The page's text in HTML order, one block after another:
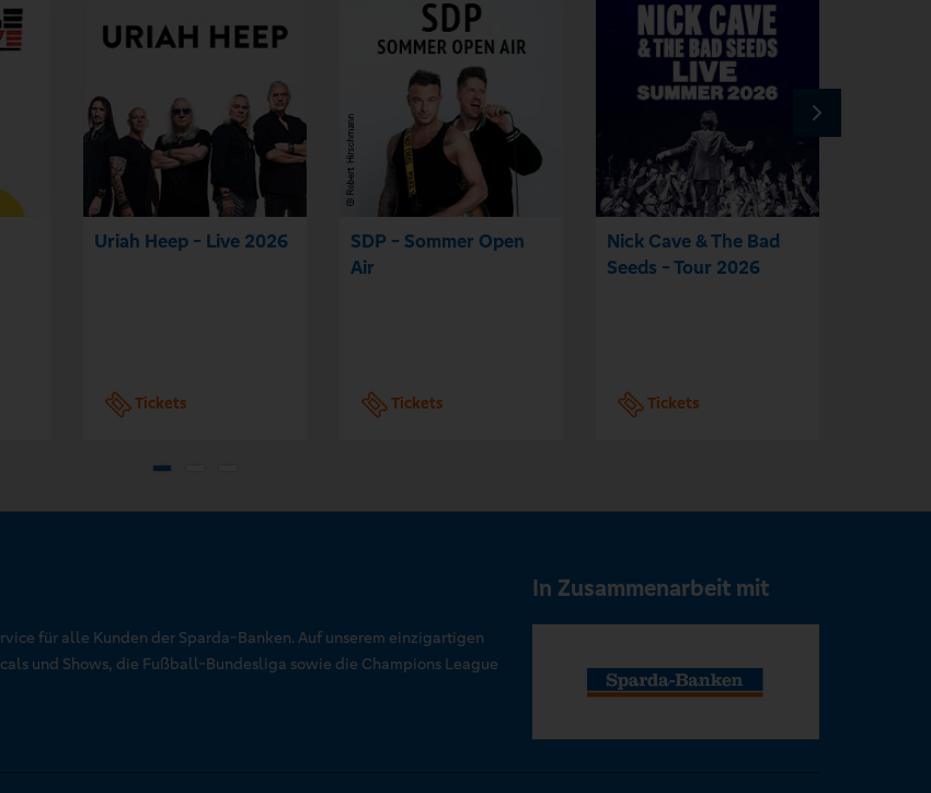
Uriah Heep - Live 2026
Tickets
SDP - Sommer Open
Air
Tickets
Nick Cave & The Bad
Seeds - Tour 2026
Tickets
für alle Kunden der Sparda-Banken. Auf unserem einzigartigen
und Shows, die Fußball-Bundesliga sowie die Champions League
In Zusammenarbeit mit